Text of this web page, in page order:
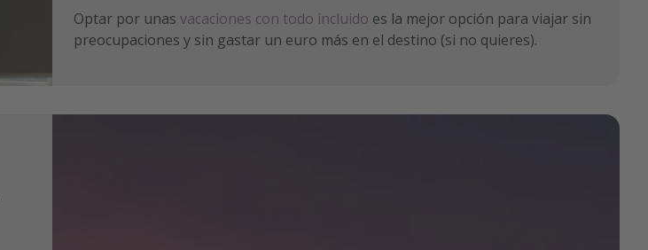
Optar por unas vacaciones con todo incluido es la mejor opción para viajar sin
preocupaciones y sin gastar un euro más en el destino (si no quieres).